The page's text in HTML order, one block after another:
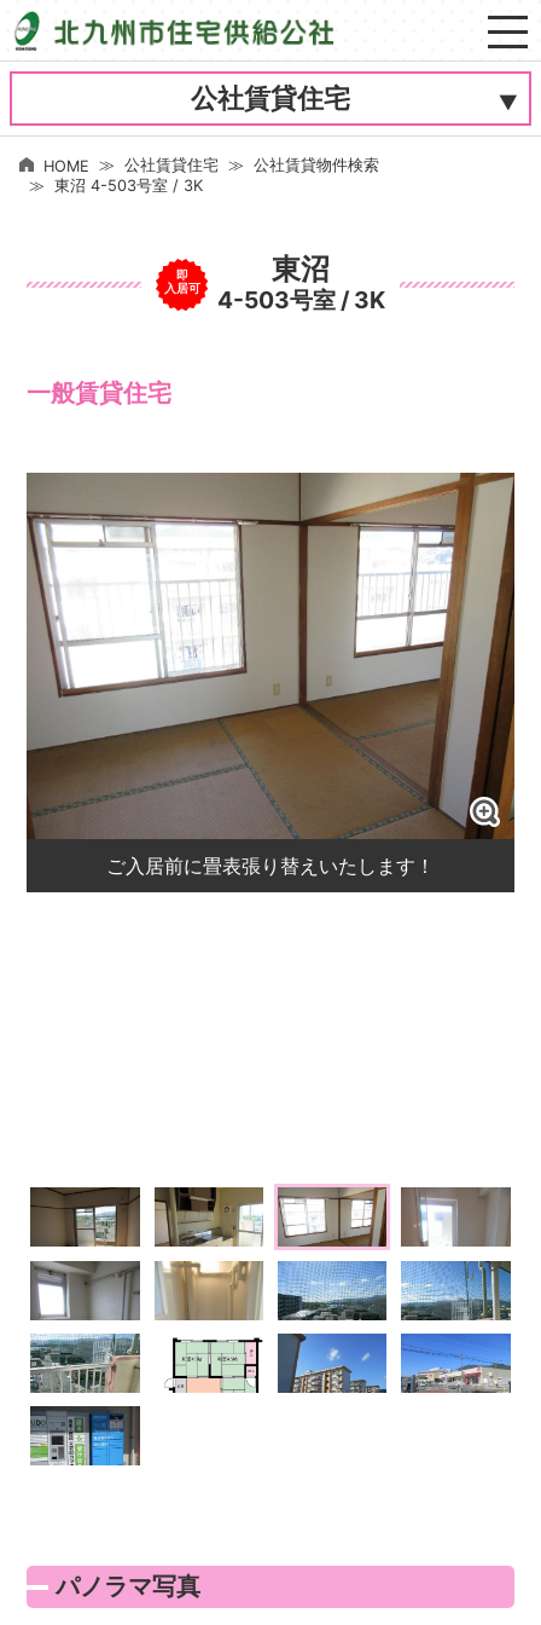
公社賃貸住宅
HOME 公社賃貸住宅
公社賃貸物件検索
東沼 4-503号室 / 3K
即
入居可
東沼
4-503号室 / 3K
一般賃貸住宅
ご入居前に畳表張り替えいたします！
パノラマ写真